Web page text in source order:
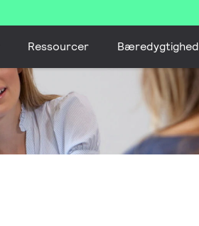
Ressourcer Bæredygtighed